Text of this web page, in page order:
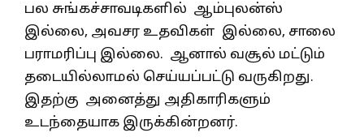
பல சுங்கச்சாவடிகளில் ஆம்புலன்ஸ்
இல்லை, அவசர உதவிகள் இல்லை, சாலை
பராமரிப்பு இல்லை. ஆனால் வசூல் மட்டும்
தடையில்லாமல் செய்யப்பட்டு வருகிறது.
இதற்கு அனைத்து அதிகாரிகளும்
உடந்தையாக இருக்கின்றனர்.